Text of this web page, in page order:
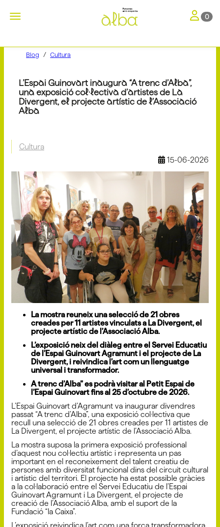
Toggle navigation Toggle
0
Blog Cultura
L’Espai Guinovart inaugura “A trenc d’Alba”,
una exposició col·lectiva d’artistes de La
Divergent, el projecte artístic de l’Associació
Alba
Cultura
15-06-2026
La mostra reuneix una selecció de 21 obres
creades per 11 artistes vinculats a La Divergent, el
projecte artístic de l’Associació Alba.
L’exposició neix del diàleg entre el Servei Educatiu
de l’Espai Guinovart Agramunt i el projecte de La
Divergent, i reivindica l’art com un llenguatge
universal i transformador.
A trenc d’Alba” es podrà visitar al Petit Espai de
l’Espai Guinovart fins al 25 d’octubre de 2026.
L’Espai Guinovart d’Agramunt va inaugurar divendres
passat “A trenc d’Alba”, una exposició col·lectiva que
recull una selecció de 21 obres creades per 11 artistes de
La Divergent, el projecte artístic de l’Associació Alba.
La mostra suposa la primera exposició professional
d’aquest nou col·lectiu artístic i representa un pas
important en el reconeixement del talent creatiu de
persones amb diversitat funcional dins del circuit cultural
i artístic del territori. El projecte ha estat possible gràcies
a la col·laboració entre el Servei Educatiu de l’Espai
Guinovart Agramunt i La Divergent, el projecte de
creació de l’Associació Alba, amb el suport de la
Fundació “la Caixa”.
L’exposició reivindica l’art com una força transformadora,